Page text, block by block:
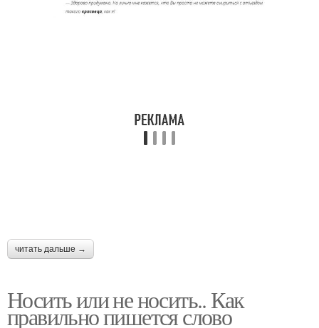
читать дальше →
Носить или не носить.. Как
правильно пишется слово